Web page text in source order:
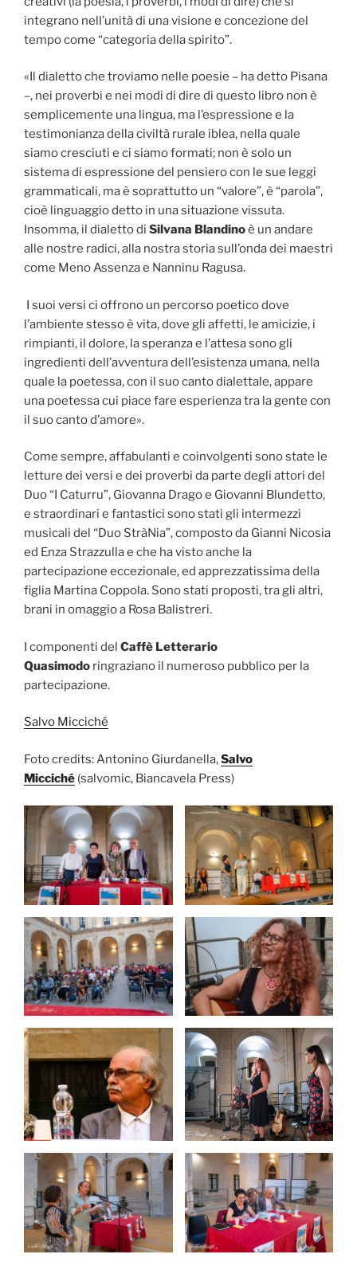
integrano nell’unità di una visione e concezione del
tempo come “categoria della spirito”.
«Il dialetto che troviamo nelle poesie – ha detto Pisana
–, nei proverbi e nei modi di dire di questo libro non è
semplicemente una lingua, ma l’espressione e la
testimonianza della civiltà rurale iblea, nella quale
siamo cresciuti e ci siamo formati; non è solo un
sistema di espressione del pensiero con le sue leggi
grammaticali, ma è soprattutto un “valore”, è “parola”,
cioè linguaggio detto in una situazione vissuta.
Insomma, il dialetto di Silvana Blandinoè un andare
alle nostre radici, alla nostra storia sull’onda dei maestri
come Meno Assenza e Nanninu Ragusa.
I suoi versi ci offrono un percorso poetico dove
l’ambiente stesso è vita, dove gli affetti, le amicizie, i
rimpianti, il dolore, la speranza e l’attesa sono gli
ingredienti dell’avventura dell’esistenza umana, nella
quale la poetessa, con il suo canto dialettale, appare
una poetessa cui piace fare esperienza tra la gente con
il suo canto d’amore».
Come sempre, affabulanti e coinvolgenti sono state le
letture dei versi e dei proverbi da parte degli attori del
Duo “I Caturru”, Giovanna Drago e Giovanni Blundetto,
e straordinari e fantastici sono stati gli intermezzi
musicali del “Duo StràNia”, composto da Gianni Nicosia
ed Enza Strazzulla e che ha visto anche la
partecipazione eccezionale, ed apprezzatissima della
figlia Martina Coppola. Sono stati proposti, tra gli altri,
brani in omaggio a Rosa Balistreri.
I componenti del Caffè Letterario
Quasimodo ringraziano il numeroso pubblico per la
partecipazione.
Salvo Micciché
Foto credits: Antonino Giurdanella,Salvo
Micciché (salvomic, Biancavela Press)